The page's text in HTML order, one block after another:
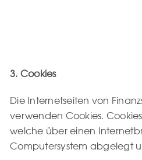
3. Cookies
Die Internetseiten von
verwenden Cookies.
welche über einen
Computersystem abgelegt